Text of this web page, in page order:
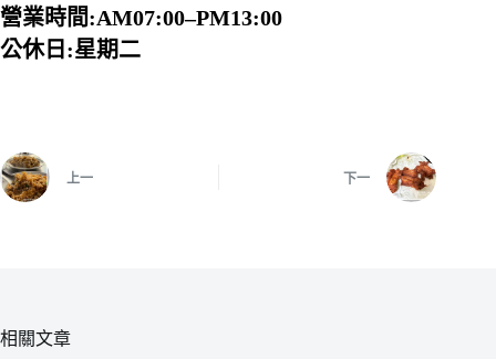
營業時間:AM07:00–PM13:00
公休日:星期二
上一 下一
相關文章